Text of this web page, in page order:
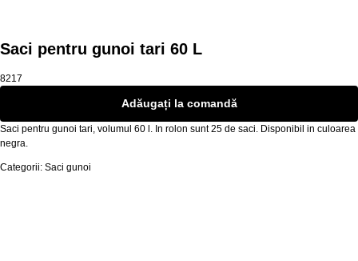
Saci pentru gunoi tari 60 L
8217
Adăugați la comandă
Saci pentru gunoi tari, volumul 60 l. In rolon sunt 25 de saci. Disponibil in culoarea
negra.
Categorii: Saci gunoi